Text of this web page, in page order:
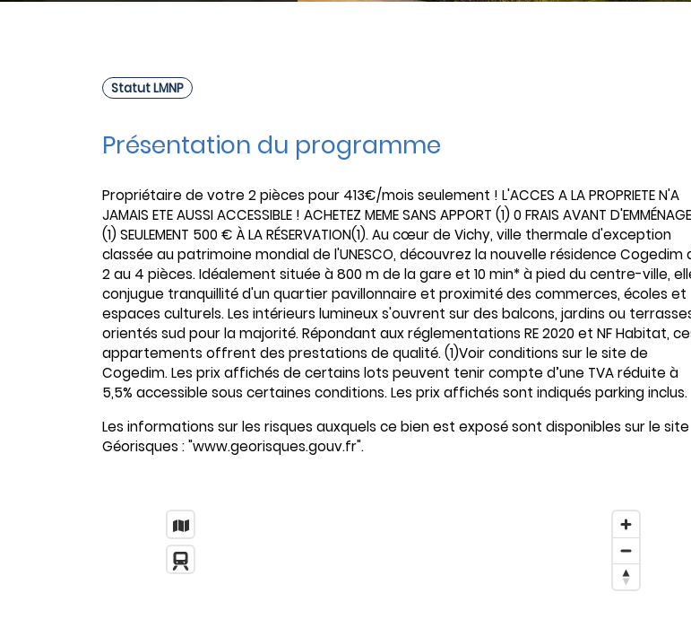
Statut LMNP
Présentation du programme
Propriétaire de votre 2 pièces pour 413€/mois seulement ! L'ACCES A LA PROPRIETE N'A
JAMAIS ETE AUSSI ACCESSIBLE ! ACHETEZ MEME SANS APPORT (1) 0 FRAIS AVANT
(1) SEULEMENT 500 € À LA RÉSERVATION(1). Au cœur de Vichy, ville thermale d'exception
classée au patrimoine mondial de l'UNESCO, découvrez la nouvelle résidence Cogedim
2 au 4 pièces. Idéalement située à 800 m de la gare et 10 min* à pied du centre-ville,
conjugue tranquillité d'un quartier pavillonnaire et proximité des commerces, écoles et
espaces culturels. Les intérieurs lumineux s'ouvrent sur des balcons, jardins ou
orientés sud pour la majorité. Répondant aux réglementations RE 2020 et NF Habitat,
appartements offrent des prestations de qualité. (1)Voir conditions sur le site de
Cogedim. Les prix affichés de certains lots peuvent tenir compte d’une TVA réduite à
5,5% accessible sous certaines conditions. Les prix affichés sont indiqués parking inclus.
Les informations sur les risques auxquels ce bien est exposé sont disponibles sur le site
Géorisques : "www.georisques.gouv.fr".